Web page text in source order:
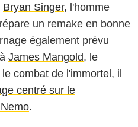
Bryan Singer, l'homme
un remake en bonne
également prévu
James Mangold, le
combat de l'immortel, il
centré sur le
.